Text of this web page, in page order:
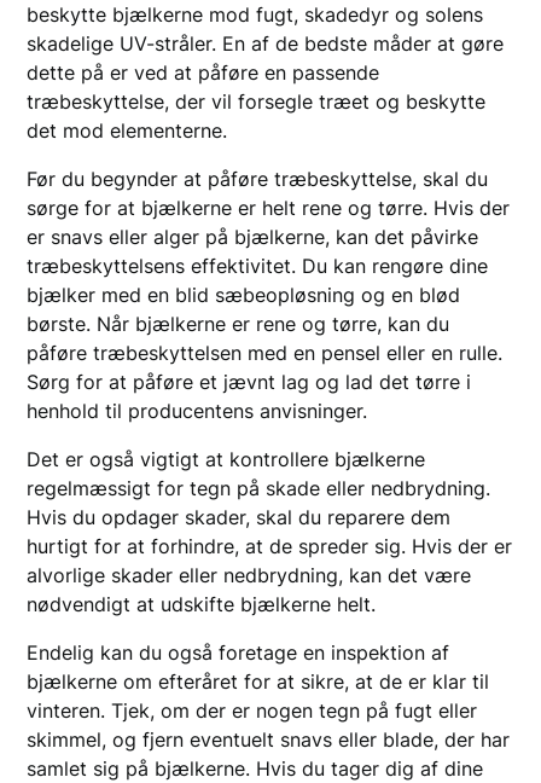
beskytte bjælkerne mod fugt, skadedyr og solens
skadelige UV-stråler. En af de bedste måder at gøre
dette på er ved at påføre en passende
træbeskyttelse, der vil forsegle træet og beskytte
det mod elementerne.
Før du begynder at påføre træbeskyttelse, skal du
sørge for at bjælkerne er helt rene og tørre. Hvis der
er snavs eller alger på bjælkerne, kan det påvirke
træbeskyttelsens effektivitet. Du kan rengøre dine
bjælker med en blid sæbeopløsning og en blød
børste. Når bjælkerne er rene og tørre, kan du
påføre træbeskyttelsen med en pensel eller en rulle.
Sørg for at påføre et jævnt lag og lad det tørre i
henhold til producentens anvisninger.
Det er også vigtigt at kontrollere bjælkerne
regelmæssigt for tegn på skade eller nedbrydning.
Hvis du opdager skader, skal du reparere dem
hurtigt for at forhindre, at de spreder sig. Hvis der er
alvorlige skader eller nedbrydning, kan det være
nødvendigt at udskifte bjælkerne helt.
Endelig kan du også foretage en inspektion af
bjælkerne om efteråret for at sikre, at de er klar til
vinteren. Tjek, om der er nogen tegn på fugt eller
skimmel, og fjern eventuelt snavs eller blade, der har
samlet sig på bjælkerne. Hvis du tager dig af dine